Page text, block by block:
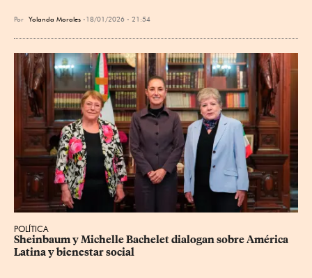
Por Yolanda Morales 18/01/2026 - 21:54
POLÍTICA
Sheinbaum y Michelle Bachelet dialogan sobre América
Latina y bienestar social